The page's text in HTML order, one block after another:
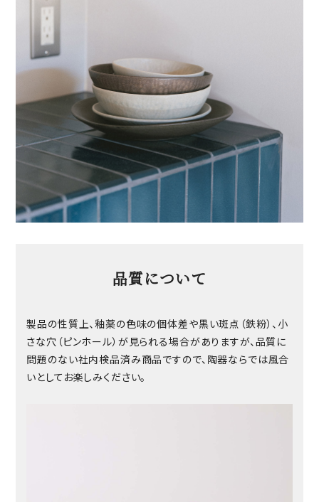
品質について
製品の性質上、釉薬の色味の個体差や黒い斑点（鉄粉）、小
さな穴（ピンホール）が見られる場合がありますが、品質に
問題のない社内検品済み商品ですので、陶器ならでは風合
いとしてお楽しみください。